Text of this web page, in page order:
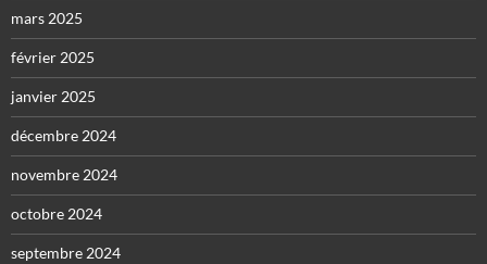
mars 2025
février 2025
janvier 2025
décembre 2024
novembre 2024
octobre 2024
septembre 2024